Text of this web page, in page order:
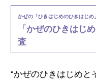
かぜの「ひきはじめのひきはじ
「かぜのひきはじ
査
“かぜのひきはじめと